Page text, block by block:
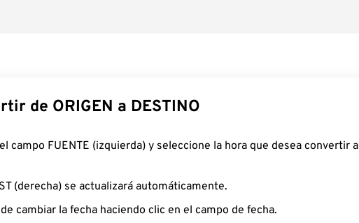
de ORIGEN a DESTINO
campo FUENTE (izquierda) y seleccione la hora que desea convertir a
(derecha) se actualizará automáticamente.
cambiar la fecha haciendo clic en el campo de fecha.